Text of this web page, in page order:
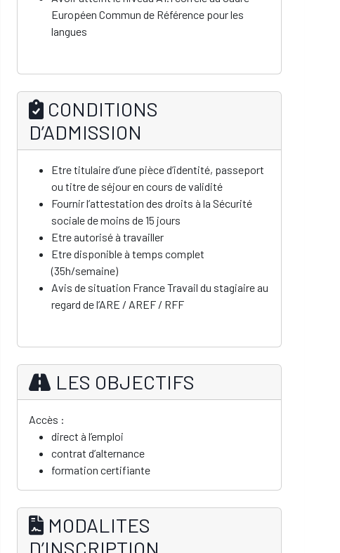
Européen Commun de Référence pour les
langues
CONDITIONS
D’ADMISSION
Etre titulaire d’une pièce d’identité, passeport
ou titre de séjour en cours de validité
Fournir l’attestation des droits à la Sécurité
sociale de moins de 15 jours
Etre autorisé à travailler
Etre disponible à temps complet
(35h/semaine)
Avis de situation France Travail du stagiaire au
regard de l’ARE / AREF / RFF
LES OBJECTIFS
Accès :
direct à l’emploi
contrat d’alternance
formation certifiante
MODALITES
D’INSCRIPTION